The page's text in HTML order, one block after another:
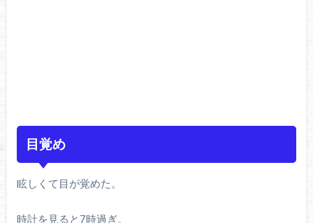
目覚め
眩しくて目が覚めた。
時計を見ると7時過ぎ。